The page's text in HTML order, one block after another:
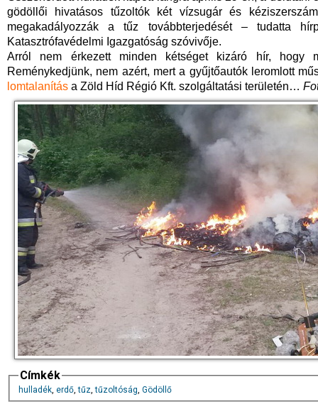
gödöllői hivatásos tűzoltók két vízsugár és
megakadályozzák a tűz továbbterjedését – tudatta
Katasztrófavédelmi Igazgatóság szóvivője.
Arról nem érkezett minden kétséget kizáró hír, hogy
Reménykedjünk, nem azért, mert a gyűjtőautók leromlott
lomtalanítás a Zöld Híd Régió Kft. szolgáltatási területén…
Címkék
hulladék, erdő,tűz,tűzoltóság, Gödöllő